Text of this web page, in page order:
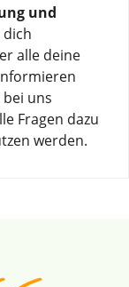
und
dich
alle deine
uns
Fragen dazu
werden.